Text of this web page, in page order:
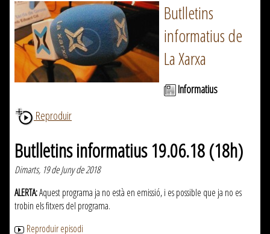
Butlletins
informatius de
La Xarxa
Informatius
Reproduir
Butlletins informatius 19.06.18 (18h)
Dimarts, 19 de Juny de 2018
ALERTA:Aquest programa ja no està en emissió, i es possible que ja no es
trobin els fitxers del programa.
Reproduir episodi